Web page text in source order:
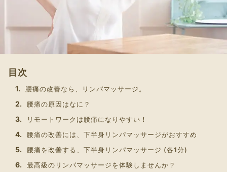
目次
腰痛の改善なら、リンパマッサージ。
腰痛の原因はなに？
リモートワークは腰痛になりやすい！
腰痛の改善には、下半身リンパマッサージがおすすめ
腰痛を改善する、下半身リンパマッサージ (各1分)
最高級のリンパマッサージを体験しませんか？